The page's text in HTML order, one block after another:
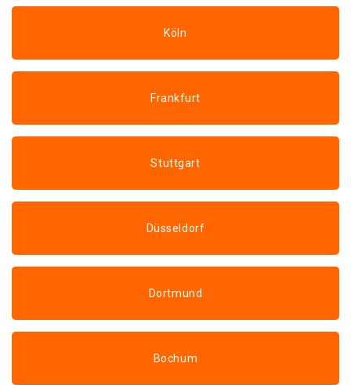
Köln
Frankfurt
Stuttgart
Düsseldorf
Dortmund
Bochum